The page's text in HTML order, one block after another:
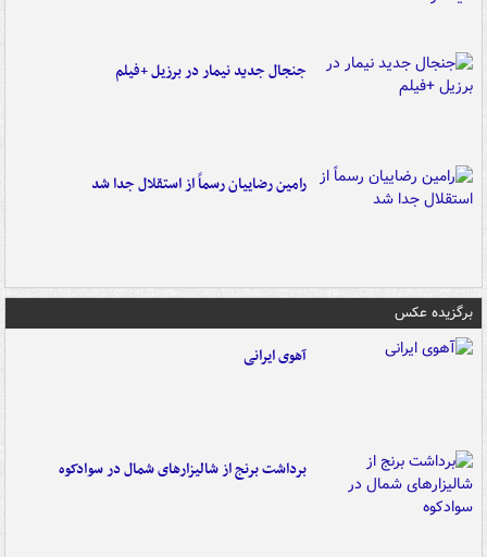
جنجال جدید نیمار در برزیل +فیلم
رامین رضاییان رسماً از استقلال جدا شد
برگزیده عکس
آهوی ایرانی
برداشت برنج از شالیزارهای شمال در سوادکوه